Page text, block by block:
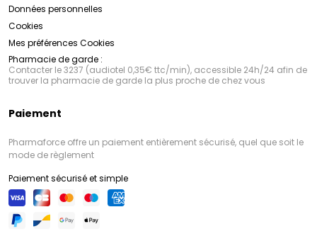
Données personnelles
Cookies
Mes préférences Cookies
Pharmacie de garde :
Contacter le 3237 (audiotel 0,35€ ttc/min), accessible 24h/24 afin de
trouver la pharmacie de garde la plus proche de chez vous
Paiement
Pharmaforce offre un paiement entièrement sécurisé, quel que soit le
mode de règlement
Paiement sécurisé et simple